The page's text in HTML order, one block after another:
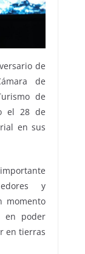
de
de
de
el 28 de
en sus
y
momento
en poder
en tierras